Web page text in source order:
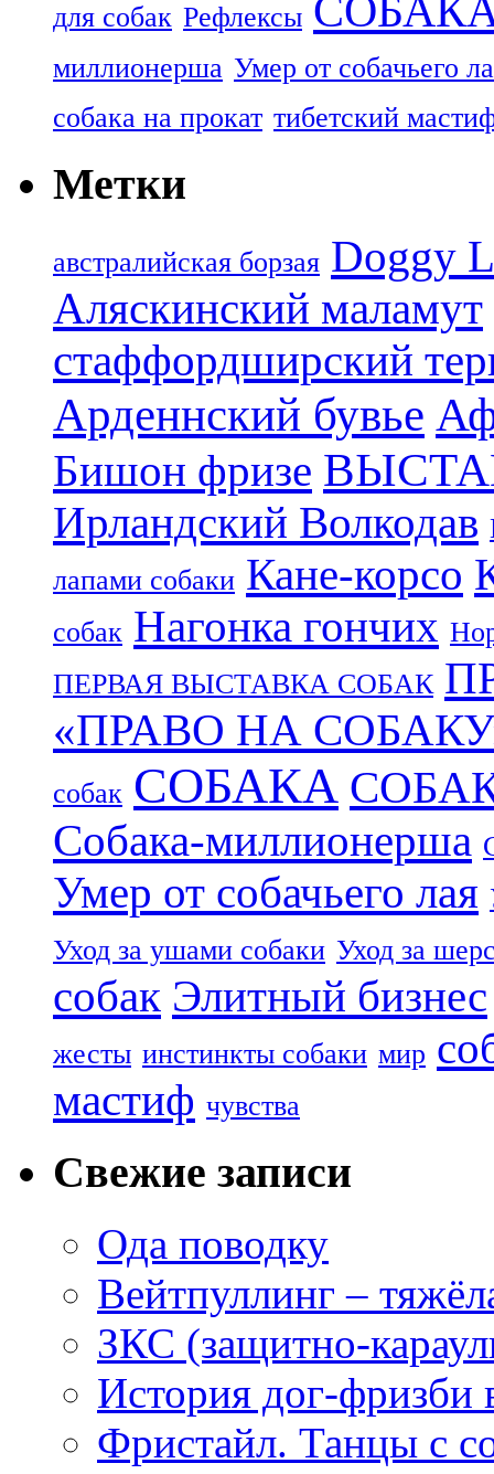
для собак Рефлексы
миллионерша Умер от собачьего
собака на прокат тибетский
Метки
aвстралийская борзая Doggy
Аляскинский маламут
стаффордширский
Арденнский бувье
Бишон фризе
Ирландский Волкодав
лапами собаки Кане-корсо
собак Нагонка гончих
ПЕРВАЯ ВЫСТАВКА СОБАК
«ПРАВО НА
собак СОБАКА
Собака-миллионерша
Умер от собачьего лая
Уход за ушами собаки Уход за
собак Элитный бизнес
жесты инстинкты собаки мир
мастиф чувства
Свежие записи
Ода поводку
Вейтпуллинг –
ЗКС (защитно-
История дог-фризби
Фристайл. Танцы с